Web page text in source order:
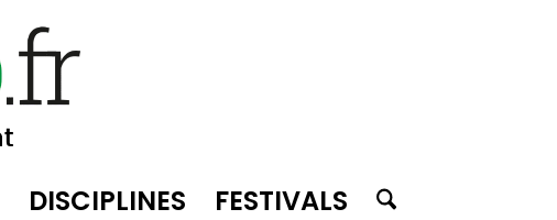
DISCIPLINES FESTIVALS